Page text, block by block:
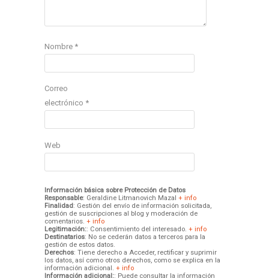
Nombre *
Correo
electrónico *
Web
Información básica sobre Protección de Datos
Responsable: Geraldine Litmanovich Mazal + info
Finalidad: Gestión del envío de información solicitada,
gestión de suscripciones al blog y moderación de
comentarios. + info
Legitimación:: Consentimiento del interesado. + info
Destinatarios: No se cederán datos a terceros para la
gestión de estos datos.
Derechos: Tiene derecho a Acceder, rectificar y suprimir
los datos, así como otros derechos, como se explica en la
información adicional. + info
Información adicional:: Puede consultar la información